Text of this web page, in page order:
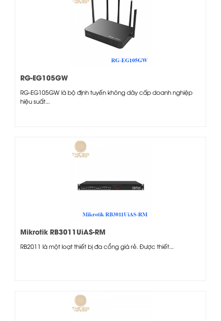
RG-EG105GW
RG-EG105GW là bộ định tuyến không dây cấp doanh nghiệp
hiệu suất...
Mikrotik RB3011UiAS-RM
RB2011 là một loạt thiết bị đa cổng giá rẻ. Được thiết...